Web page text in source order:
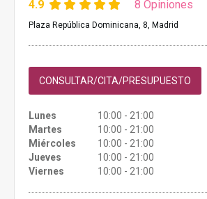
4.9 8 Opiniones
Plaza República Dominicana, 8, Madrid
CONSULTAR/CITA/PRESUPUESTO
Lunes
10:00 - 21:00
Martes
10:00 - 21:00
Miércoles
10:00 - 21:00
Jueves
10:00 - 21:00
Viernes
10:00 - 21:00